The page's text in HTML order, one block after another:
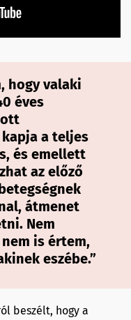
hogy valaki
éves
ott
a teljes
és emellett
az előző
átmenet
Nem
is értem,
eszébe.”
beszélt, hogy a